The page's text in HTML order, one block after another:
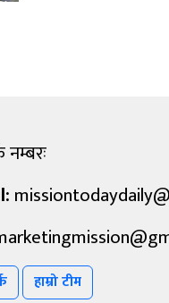
नम्बरः
हाम्रो टीम